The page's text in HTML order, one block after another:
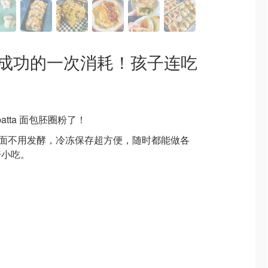
功的一次消耗！孩子连吃
面包胚圈粉了！
不用发酵，冷冻保存超方便，随时都能做各
吃。